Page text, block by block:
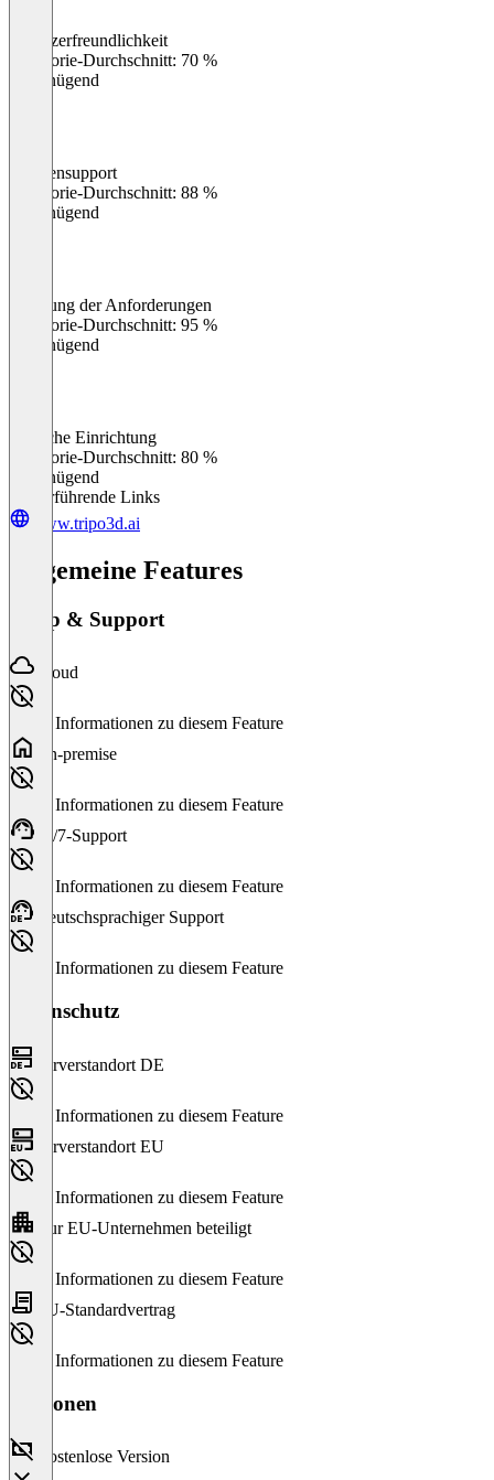
Benutzerfreundlichkeit
Kategorie-Durchschnitt: 70 %
Ungenügend
Kundensupport
Kategorie-Durchschnitt: 88 %
Ungenügend
Erfüllung der Anforderungen
Kategorie-Durchschnitt: 95 %
Ungenügend
Einfache Einrichtung
Kategorie-Durchschnitt: 80 %
Ungenügend
Weiterführende Links
www.tripo3d.ai
Allgemeine Features
Setup & Support
Cloud
Keine Informationen zu diesem Feature
On-premise
Keine Informationen zu diesem Feature
24/7-Support
Keine Informationen zu diesem Feature
Deutschsprachiger Support
Keine Informationen zu diesem Feature
Datenschutz
Serverstandort DE
Keine Informationen zu diesem Feature
Serverstandort EU
Keine Informationen zu diesem Feature
Nur EU-Unternehmen beteiligt
Keine Informationen zu diesem Feature
EU-Standardvertrag
Keine Informationen zu diesem Feature
Versionen
Kostenlose Version